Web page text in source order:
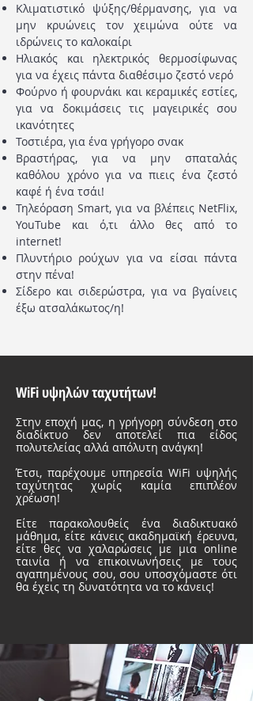
Κλιματιστικό ψύξης/θέρμανσης, για να
μην κρυώνεις τον χειμώνα ούτε να
ιδρώνεις το καλοκαίρι
Ηλιακός και ηλεκτρικός θερμοσίφωνας
για να έχεις πάντα διαθέσιμο ζεστό νερό
Φούρνο ή φουρνάκι και κεραμικές εστίες,
για να δοκιμάσεις τις μαγειρικές σου
ικανότητες
Τοστιέρα, για ένα γρήγορο σνακ
Βραστήρας, για να μην σπαταλάς
καθόλου χρόνο για να πιεις ένα ζεστό
καφέ ή ένα τσάι!
Τηλεόραση Smart, για να βλέπεις NetFlix,
YouTube και ό,τι άλλο θες από το
internet!
Πλυντήριο ρούχων για να είσαι πάντα
στην πένα!
Σίδερο και σιδερώστρα, για να βγαίνεις
έξω ατσαλάκωτος/η!
WiFi υψηλών ταχυτήτων!
Στην εποχή μας, η γρήγορη σύνδεση στο
διαδίκτυο δεν αποτελεί πια είδος
πολυτελείας αλλά απόλυτη ανάγκη!
Έτσι, παρέχουμε υπηρεσία WiFi υψηλής
ταχύτητας
χωρίς καμία επιπλέον
χρέωση!
Είτε παρακολουθείς ένα διαδικτυακό
μάθημα, είτε κάνεις ακαδημαϊκή έρευνα,
είτε θες να χαλαρώσεις με μια online
ταινία ή να επικοινωνήσεις με τους
αγαπημένους σου, σου υποσχόμαστε ότι
θα έχεις τη δυνατότητα να το κάνεις!